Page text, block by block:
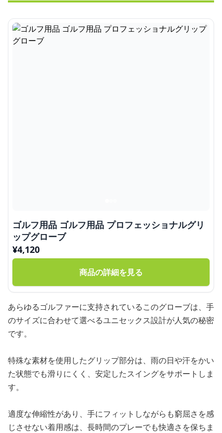
ゴルフ用品 ゴルフ用品 プロフェッショナルグリ
ップグローブ
¥4,120
商品の詳細を見る
あらゆるゴルファーに支持されているこのグローブは、手
のサイズに合わせて選べるユニセックス設計が人気の秘密
です。
特殊な素材を使用したグリップ部分は、雨の日や汗をかい
た状態でも滑りにくく、安定したスイングをサポートしま
す。
適度な伸縮性があり、手にフィットしながらも窮屈さを感
じさせない着用感は、長時間のプレーでも快適さを保ちま